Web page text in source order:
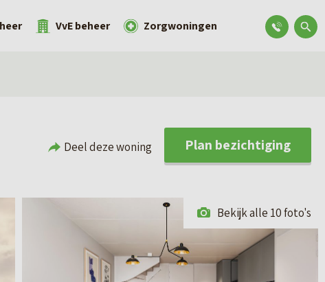
VvE beheer Zorgwoningen
Deel deze woning Plan bezichtiging
Bekijk alle 10 foto's